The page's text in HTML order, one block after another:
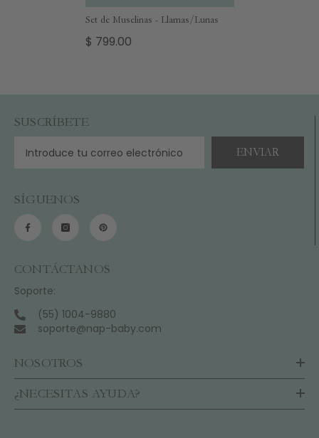
Set de Muselinas - Llamas/Lunas
$ 799.00
SUSCRÍBETE
ENVIAR
SÍGUENOS
CONTÁCTANOS
Soporte:
(55) 1004-9880
soporte@nap-baby.com
NOSOTROS
¿NECESITAS AYUDA?